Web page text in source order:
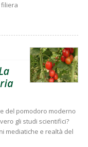
del pomodoro moderno
gli studi scientifici?
mediatiche e realtà del